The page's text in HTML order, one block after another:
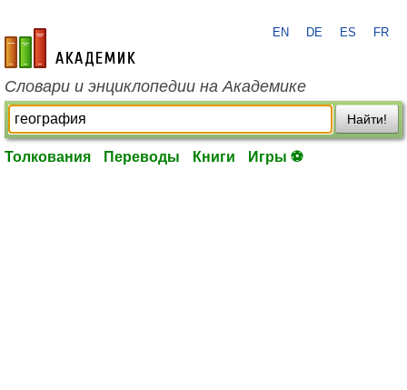
academic.ru
EN DE ES FR
Словари и энциклопедии на Академике
Найти!
Толкования Переводы Книги Игры ⚽